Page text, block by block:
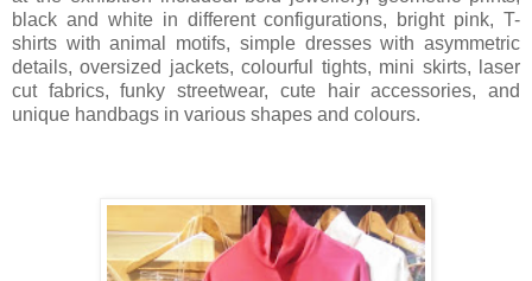
black and white in different configurations, bright pink, T-
shirts with animal motifs, simple dresses with asymmetric
details, oversized jackets, colourful tights, mini skirts, laser
cut fabrics, funky streetwear, cute hair accessories, and
unique handbags in various shapes and colours.